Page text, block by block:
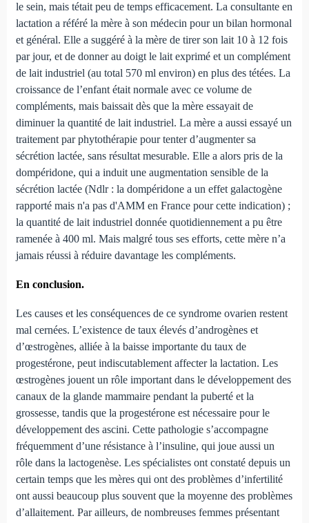
le sein, mais tétait peu de temps efficacement. La consultante en
lactation a référé la mère à son médecin pour un bilan hormonal
et général. Elle a suggéré à la mère de tirer son lait 10 à 12 fois
par jour, et de donner au doigt le lait exprimé et un complément
de lait industriel (au total 570 ml environ) en plus des tétées. La
croissance de l’enfant était normale avec ce volume de
compléments, mais baissait dès que la mère essayait de
diminuer la quantité de lait industriel. La mère a aussi essayé un
traitement par phytothérapie pour tenter d’augmenter sa
sécrétion lactée, sans résultat mesurable. Elle a alors pris de la
dompéridone, qui a induit une augmentation sensible de la
sécrétion lactée (Ndlr : la dompéridone a un effet galactogène
rapporté mais n'a pas d'AMM en France pour cette indication) ;
la quantité de lait industriel donnée quotidiennement a pu être
ramenée à 400 ml. Mais malgré tous ses efforts, cette mère n’a
jamais réussi à réduire davantage les compléments.
En conclusion.
Les causes et les conséquences de ce syndrome ovarien restent
mal cernées. L’existence de taux élevés d’androgènes et
d’œstrogènes, alliée à la baisse importante du taux de
progestérone, peut indiscutablement affecter la lactation. Les
œstrogènes jouent un rôle important dans le développement des
canaux de la glande mammaire pendant la puberté et la
grossesse, tandis que la progestérone est nécessaire pour le
développement des ascini. Cette pathologie s’accompagne
fréquemment d’une résistance à l’insuline, qui joue aussi un
rôle dans la lactogenèse. Les spécialistes ont constaté depuis un
certain temps que les mères qui ont des problèmes d’infertilité
ont aussi beaucoup plus souvent que la moyenne des problèmes
d’allaitement. Par ailleurs, de nombreuses femmes présentant